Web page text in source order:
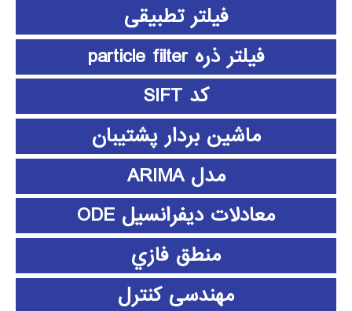
فیلتر تطبیقی
فیلتر ذره particle filter
کد SIFT
ماشین بردار پشتیبان
مدل ARIMA
معادلات دیفرانسیل ODE
منطق فازي
مهندسی کنترل